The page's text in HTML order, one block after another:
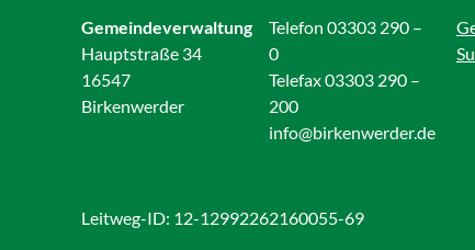
Gemeindeverwaltung
Hauptstraße 34
16547
Birkenwerder
Telefon 03303 290 –
0
Telefax 03303 290 –
200
info@birkenwerder.de
Leitweg-ID: 12-12992262160055-69